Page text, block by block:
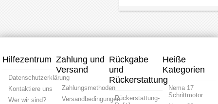
Stahl
LegierterHG-
und
Hilfezentrum
Datenschutzerklärung
Kontaktiere uns
Wer wir sind?
Zahlung und
Versand
Zahlungsmethoden
Versandbedingungen
Rückgabe
und
Rückerstattung
Rückerstattung-
Heiße
Kategorien
Nema 17
Schrittmotor